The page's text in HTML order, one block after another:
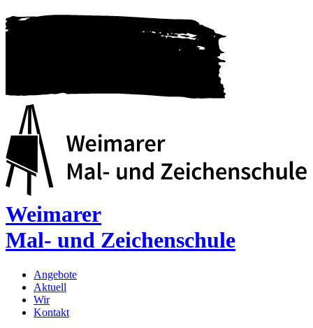
Weimarer
Mal- und Zeichenschule
Angebote
Aktuell
Wir
Kontakt